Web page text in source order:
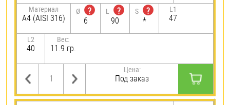
Материал
A4 (AISI 316)
Ø
?
6
L
?
90
S
?
*
L1
47
L2
40
Вес:
11.9 гр.
Цена:
Под заказ